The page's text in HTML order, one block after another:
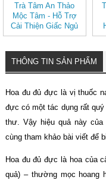
Trà Tâm An Thảo
Mộc Tâm - Hỗ Trợ
Cải Thiện Giấc Ngủ
(Hộp 30 túi lọc)
THÔNG TIN SẢN PHẨM
Hoa đu đủ đực là vị thuốc
đực có một tác dụng rất
thư. Vậy hiệu quả này
cùng tham khảo bài viết để
Hoa đu đủ đực là hoa của
quả) – thường mọc hoang